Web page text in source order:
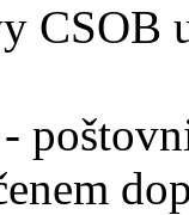
CSOB